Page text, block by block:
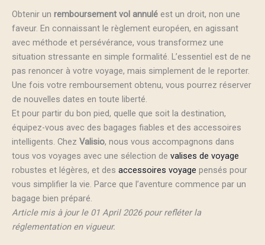
Obtenir un remboursement vol annulé est un droit, non une
faveur. En connaissant le règlement européen, en agissant
avec méthode et persévérance, vous transformez une
situation stressante en simple formalité. L’essentiel est de ne
pas renoncer à votre voyage, mais simplement de le reporter.
Une fois votre remboursement obtenu, vous pourrez réserver
de nouvelles dates en toute liberté.
Et pour partir du bon pied, quelle que soit la destination,
équipez-vous avec des bagages fiables et des accessoires
intelligents. Chez Valisio, nous vous accompagnons dans
tous vos voyages avec une sélection de valises de voyage
robustes et légères, et des accessoires voyage pensés pour
vous simplifier la vie. Parce que l’aventure commence par un
bagage bien préparé.
Article mis à jour le 01 April 2026 pour refléter la
réglementation en vigueur.